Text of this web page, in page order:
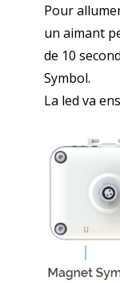
Pour
un aimant
de 10
Symbol.
La led va